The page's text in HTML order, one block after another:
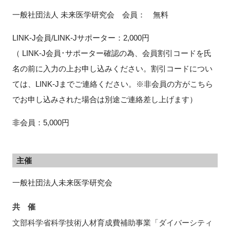
一般社団法人 未来医学研究会 会員： 無料
LINK-J会員/LINK-Jサポーター： 2,000円
（ LINK-J会員･サポーター確認の為、会員割引コードを氏
名の前に入力の上お申し込みください。割引コードについ
ては、 LINK-J までご連絡ください。 ※非会員の方がこちら
でお申し込みされた場合は別途ご連絡差し上げます）
非会員： 5,000円
主催
一般社団法人未来医学研究会
共 催
文部科学省科学技術人材育成費補助事業「ダイバーシティ